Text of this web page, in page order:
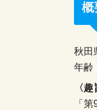
概
秋田
年齢
〈趣
「